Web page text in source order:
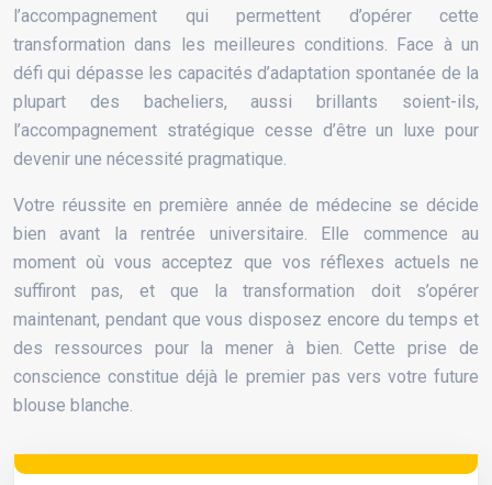
l’accompagnement qui permettent d’opérer cette
transformation dans les meilleures conditions. Face à un
défi qui dépasse les capacités d’adaptation spontanée de la
plupart des bacheliers, aussi brillants soient-ils,
l’accompagnement stratégique cesse d’être un luxe pour
devenir une nécessité pragmatique.
Votre réussite en première année de médecine se décide
bien avant la rentrée universitaire. Elle commence au
moment où vous acceptez que vos réflexes actuels ne
suffiront pas, et que la transformation doit s’opérer
maintenant, pendant que vous disposez encore du temps et
des ressources pour la mener à bien. Cette prise de
conscience constitue déjà le premier pas vers votre future
blouse blanche.